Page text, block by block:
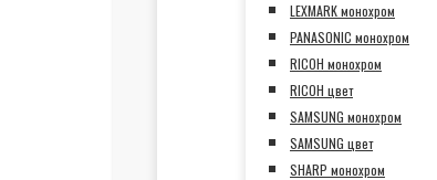
LEXMARK монохром
PANASONIC монохром
RICOH монохром
RICOH цвет
SAMSUNG монохром
SAMSUNG цвет
SHARP монохром